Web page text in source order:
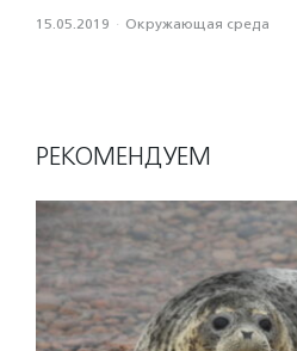
15.05.2019 · Окружающая среда
РЕКОМЕНДУЕМ